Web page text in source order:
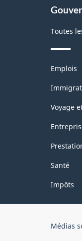
Toutes
Thèmes
sujets
Emplois
Voyage
Santé
Impôts
Médias